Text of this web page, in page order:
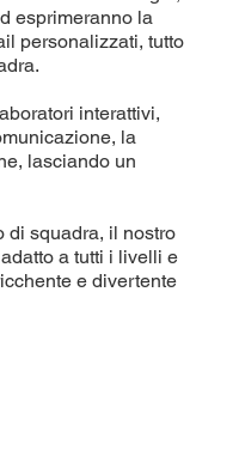
esprimeranno la
personalizzati, tutto
interattivi,
la
lasciando un
di squadra, il nostro
a tutti i livelli e
e divertente